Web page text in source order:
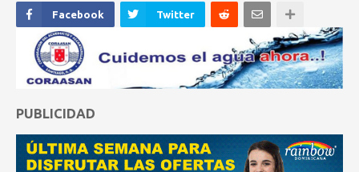
Facebook Twitter
PUBLICIDAD